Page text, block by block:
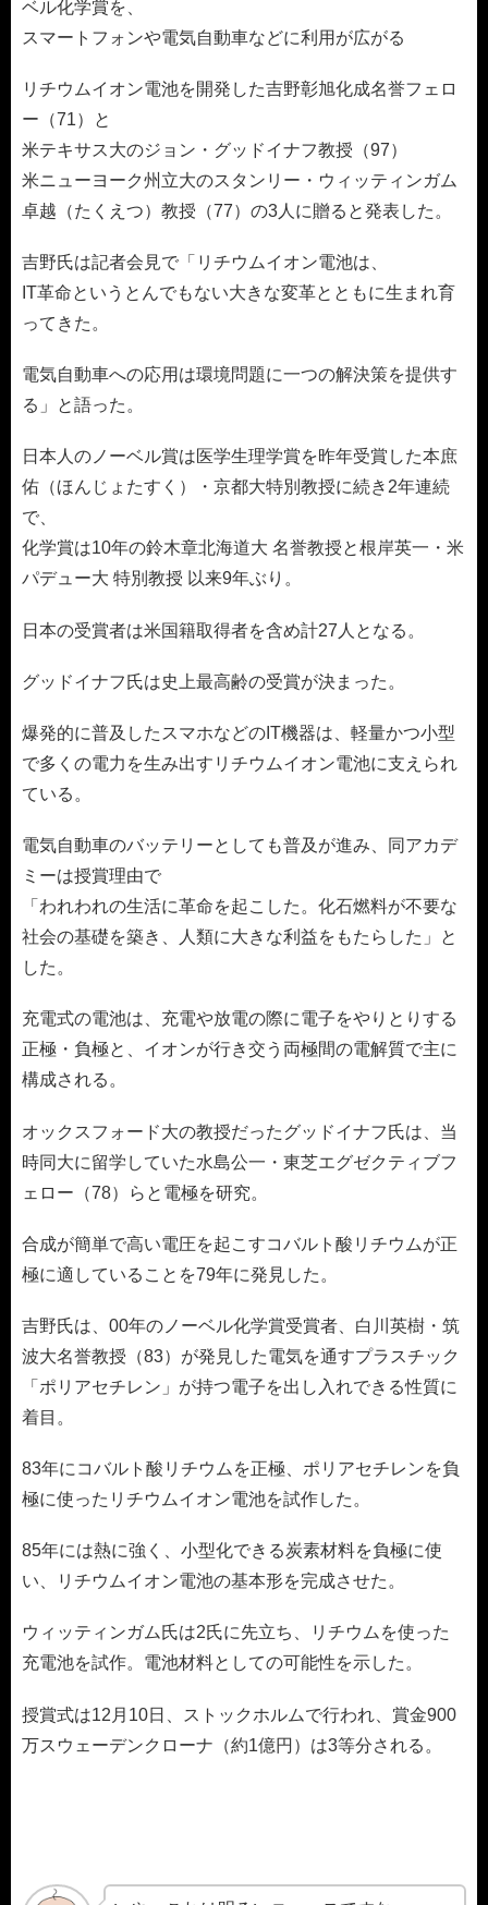
ベル化学賞を、
スマートフォンや電気自動車などに利用が広がる
リチウムイオン電池を開発した吉野彰旭化成名誉フェロ
ー（71）と
米テキサス大のジョン・グッドイナフ教授（97）
米ニューヨーク州立大のスタンリー・ウィッティンガム
卓越（たくえつ）教授（77）の3人に贈ると発表した。
吉野氏は記者会見で「リチウムイオン電池は、
IT革命というとんでもない大きな変革とともに生まれ育
ってきた。
電気自動車への応用は環境問題に一つの解決策を提供す
る」と語った。
日本人のノーベル賞は医学生理学賞を昨年受賞した本庶
佑（ほんじょたすく）・京都大特別教授に続き2年連続
で、
化学賞は10年の鈴木章北海道大 名誉教授と根岸英一・米
パデュー大 特別教授 以来9年ぶり。
日本の受賞者は米国籍取得者を含め計27人となる。
グッドイナフ氏は史上最高齢の受賞が決まった。
爆発的に普及したスマホなどのIT機器は、軽量かつ小型
で多くの電力を生み出すリチウムイオン電池に支えられ
ている。
電気自動車のバッテリーとしても普及が進み、同アカデ
ミーは授賞理由で
「われわれの生活に革命を起こした。化石燃料が不要な
社会の基礎を築き、人類に大きな利益をもたらした」と
した。
充電式の電池は、充電や放電の際に電子をやりとりする
正極・負極と、イオンが行き交う両極間の電解質で主に
構成される。
オックスフォード大の教授だったグッドイナフ氏は、当
時同大に留学していた水島公一・東芝エグゼクティブフ
ェロー（78）らと電極を研究。
合成が簡単で高い電圧を起こすコバルト酸リチウムが正
極に適していることを79年に発見した。
吉野氏は、00年のノーベル化学賞受賞者、白川英樹・筑
波大名誉教授（83）が発見した電気を通すプラスチック
「ポリアセチレン」が持つ電子を出し入れできる性質に
着目。
83年にコバルト酸リチウムを正極、ポリアセチレンを負
極に使ったリチウムイオン電池を試作した。
85年には熱に強く、小型化できる炭素材料を負極に使
い、リチウムイオン電池の基本形を完成させた。
ウィッティンガム氏は2氏に先立ち、リチウムを使った
充電池を試作。電池材料としての可能性を示した。
授賞式は12月10日、ストックホルムで行われ、賞金900
万スウェーデンクローナ（約1億円）は3等分される。